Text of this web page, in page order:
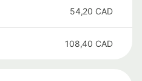
54,20 CAD
108,40 CAD